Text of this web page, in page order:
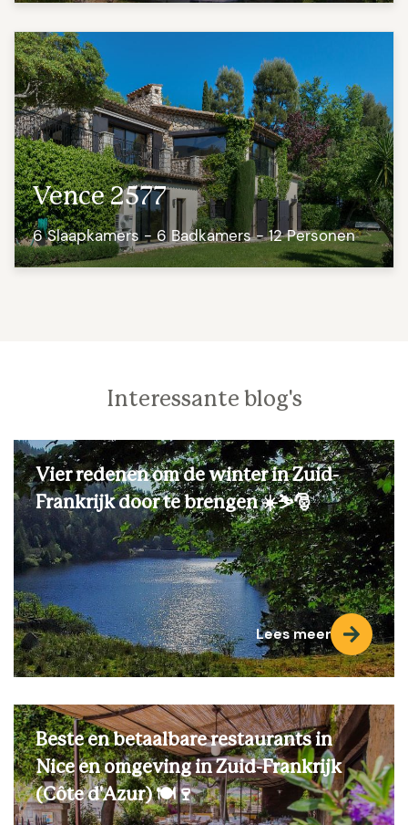
Vence 2577
6 Slaapkamers - 6 Badkamers - 12 Personen
Interessante blog's
Vier redenen om de winter in Zuid-
Frankrijk door te brengen ☀️⛷️🎅
Lees meer
Beste en betaalbare restaurants in
Nice en omgeving in Zuid-Frankrijk
(Côte d'Azur) 🍽️🍷